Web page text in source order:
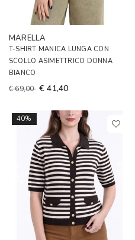
MARELLA
T-SHIRT MANICA LUNGA CON
SCOLLO ASIMETTRICO DONNA
BIANCO
€ 69,00 € 41,40
40%